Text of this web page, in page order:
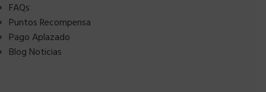
FAQs
Puntos Recompensa
Pago Aplazado
Blog Noticias